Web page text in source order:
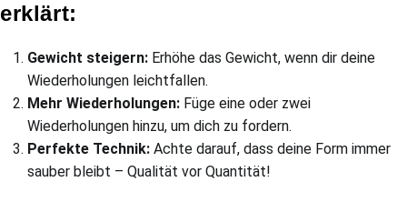
erklärt:
Gewicht steigern: Erhöhe das Gewicht, wenn dir deine
Wiederholungen leichtfallen.
Mehr Wiederholungen: Füge eine oder zwei
Wiederholungen hinzu, um dich zu fordern.
Perfekte Technik: Achte darauf, dass deine Form immer
sauber bleibt – Qualität vor Quantität!